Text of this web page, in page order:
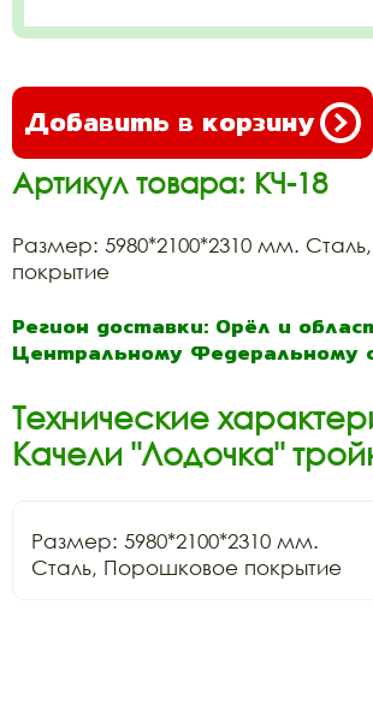
Добавить в корзину
Артикул товара: КЧ-18
Размер: 5980*2100*2310 мм.
покрытие
Регион доставки: Орёл и
Центральному Федеральному
Технические
Качели "Лодочка"
Размер: 5980*2100*2310 мм.
Сталь, Порошковое покрытие